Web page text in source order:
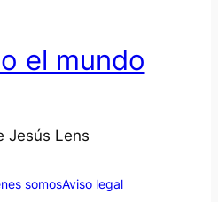
el mundo
Jesús Lens
somosAviso legal